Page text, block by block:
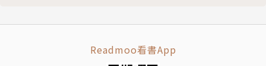
Readmoo看書App